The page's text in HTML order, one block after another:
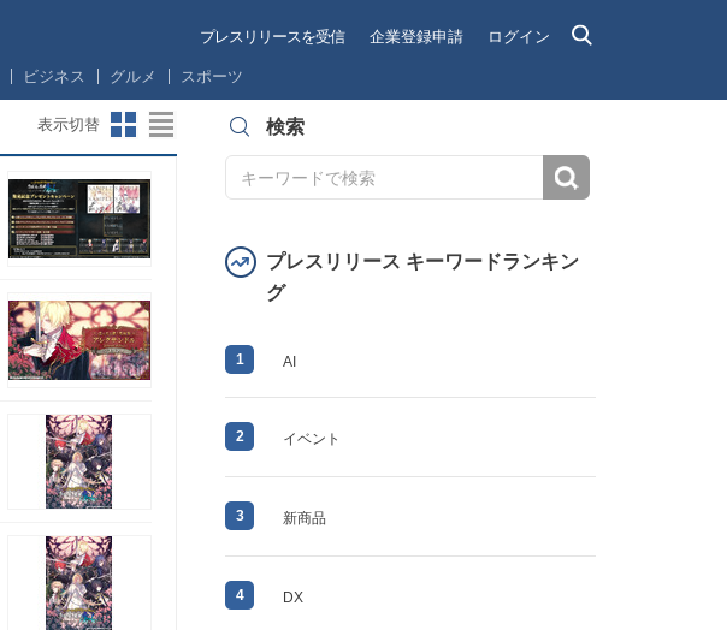
プレスリリースを受信 企業登録申請 ログイン
ビジネス グルメ スポーツ
表示切替 検索
プレスリリース キーワードランキン
グ
1 AI
2 イベント
3 新商品
4 DX